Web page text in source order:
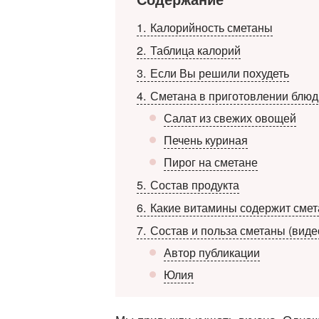
1
Калорийность сметаны
2 Таблица калорий
3 Если Вы решили похудеть
4 Сметана в приготовлении блюд
Салат из свежих овощей
Печень куриная
Пирог на сметане
5 Состав продукта
6 Какие витамины содержит
7 Состав и польза сметаны
Автор публикации
Юлия